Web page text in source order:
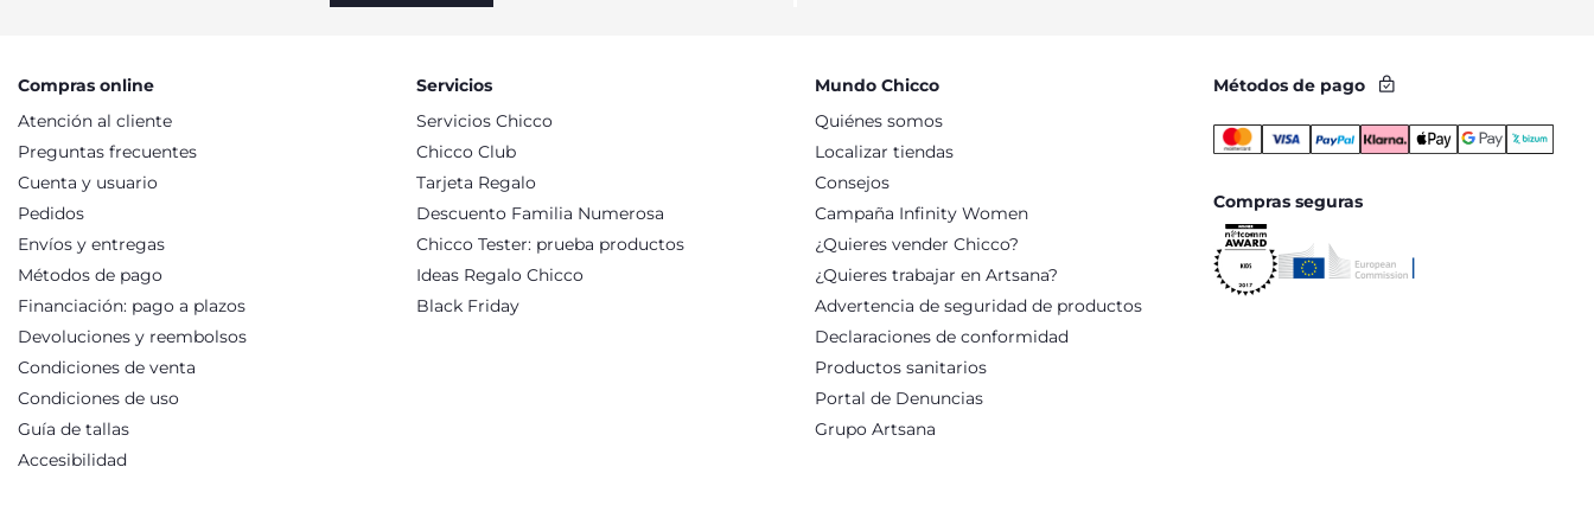
ventajas que nuestros productos para el cambio y el baño de tu bebé tienen para ti.
Compras online
Atención al cliente
Preguntas frecuentes
Cuenta y usuario
Pedidos
Envíos y entregas
Métodos de pago
Financiación: pago a plazos
Devoluciones y reembolsos
Condiciones de venta
Condiciones de uso
Guía de tallas
Accesibilidad
Servicios
Servicios Chicco
Chicco Club
Tarjeta Regalo
Descuento Familia Numerosa
Chicco Tester: prueba productos
Ideas Regalo Chicco
Black Friday
Mundo Chicco
Quiénes somos
Localizar tiendas
Consejos
Campaña Infinity Women
¿Quieres vender Chicco?
¿Quieres trabajar en Artsana?
Advertencia de seguridad de productos
Declaraciones de conformidad
Productos sanitarios
Portal de Denuncias
Grupo Artsana
Métodos de pago
Compras seguras